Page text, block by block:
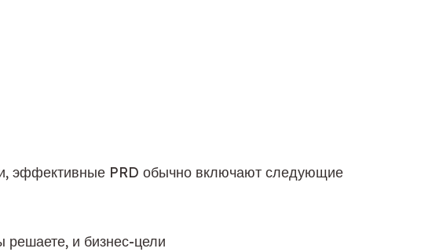
эффективные PRD обычно включают следующие
решаете, и бизнес-цели